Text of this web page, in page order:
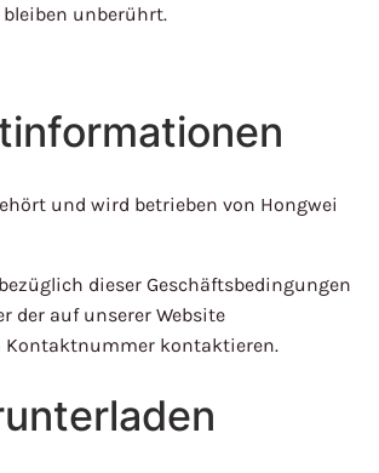
unberührt.
und wird betrieben von Hongwei
dieser Geschäftsbedingungen
der auf unserer Website
kontaktieren.